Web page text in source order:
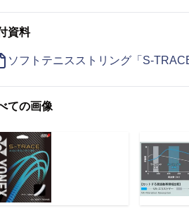
資料
ソフトテニスストリング「S-
ての画像